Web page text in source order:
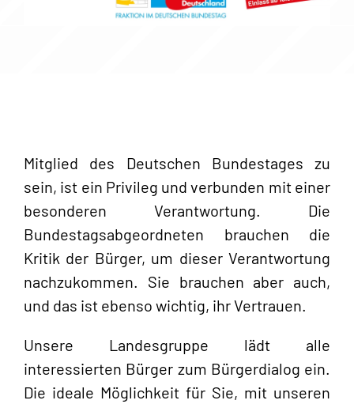
Mitglied des Deutschen Bundestages zu
sein, ist ein Privileg und verbunden mit einer
besonderen Verantwortung. Die
Bundestagsabgeordneten brauchen die
Kritik der Bürger, um dieser Verantwortung
nachzukommen. Sie brauchen aber auch,
und das ist ebenso wichtig, ihr Vertrauen.
Unsere Landesgruppe lädt alle
interessierten Bürger zum Bürgerdialog ein.
Die ideale Möglichkeit für Sie, mit unseren